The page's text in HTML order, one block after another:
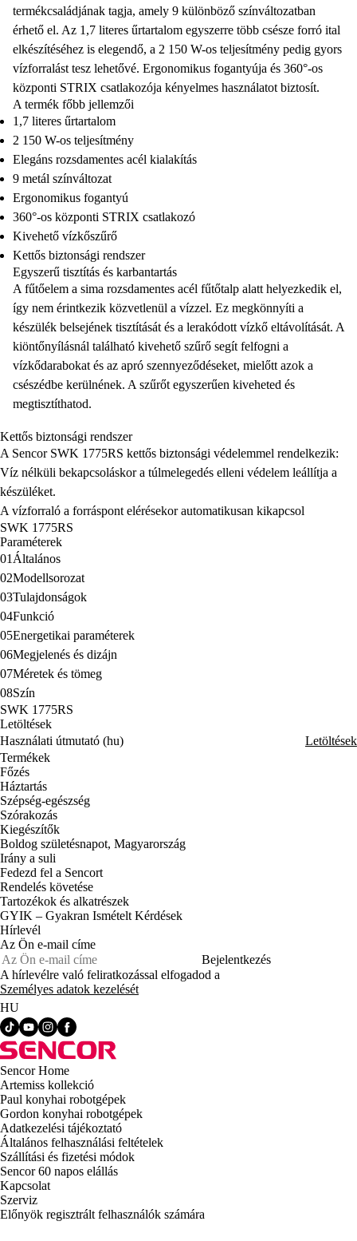
termékcsaládjának tagja, amely 9 különböző színváltozatban
érhető el. Az 1,7 literes űrtartalom egyszerre több csésze forró ital
elkészítéséhez is elegendő, a 2 150 W-os teljesítmény pedig gyors
vízforralást tesz lehetővé. Ergonomikus fogantyúja és 360°-os
központi STRIX csatlakozója kényelmes használatot biztosít.
A termék főbb jellemzői
1,7 literes űrtartalom
2 150 W-os teljesítmény
Elegáns rozsdamentes acél kialakítás
9 metál színváltozat
Ergonomikus fogantyú
360°-os központi STRIX csatlakozó
Kivehető vízkőszűrő
Kettős biztonsági rendszer
Egyszerű tisztítás és karbantartás
A fűtőelem a sima rozsdamentes acél fűtőtalp alatt helyezkedik el,
így nem érintkezik közvetlenül a vízzel. Ez megkönnyíti a
készülék belsejének tisztítását és a lerakódott vízkő eltávolítását. A
kiöntőnyílásnál található kivehető szűrő segít felfogni a
vízkődarabokat és az apró szennyeződéseket, mielőtt azok a
csészédbe kerülnének. A szűrőt egyszerűen kiveheted és
megtisztíthatod.
Kettős biztonsági rendszer
A Sencor SWK 1775RS kettős biztonsági védelemmel rendelkezik:
Víz nélküli bekapcsoláskor a túlmelegedés elleni védelem leállítja a
készüléket.
A vízforraló a forráspont elérésekor automatikusan kikapcsol
SWK 1775RS
Paraméterek
01 Általános
02Modellsorozat
03Tulajdonságok
04Funkció
05Energetikai paraméterek
06Megjelenés és dizájn
07Méretek és tömeg
08Szín
SWK 1775RS
Letöltések
Használati útmutató (hu)
Letöltések
Termékek
Főzés
Háztartás
Szépség-egészség
Szórakozás
Kiegészítők
Boldog születésnapot, Magyarország
Irány a suli
Fedezd fel a Sencort
Rendelés követése
Tartozékok és alkatrészek
GYIK – Gyakran Ismételt Kérdések
Hírlevél
Az Ön e-mail címe
Bejelentkezés
A hírlevélre való feliratkozással elfogadod a
Személyes adatok kezelését
HU
Sencor Home
Artemiss kollekció
Paul konyhai robotgépek
Gordon konyhai robotgépek
Adatkezelési tájékoztató
Általános felhasználási feltételek
Szállítási és fizetési módok
Sencor 60 napos elállás
Kapcsolat
Szerviz
Előnyök regisztrált felhasználók számára